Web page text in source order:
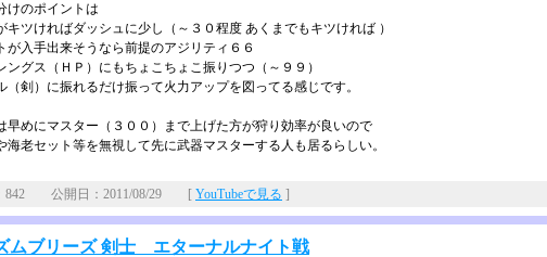
けのポイントは
キツければダッシュに少し（～３０程度 あくまでもキツければ ）
が入手出来そうなら前提のアジリティ６６
ングス（ＨＰ）にもちょこちょこ振りつつ（～９９）
（剣）に振れるだけ振って火力アップを図ってる感じです。
早めにマスター（３００）まで上げた方が狩り効率が良いので
海老セット等を無視して先に武器マスターする人も居るらしい。
842 公開日：2011/08/29 [ YouTubeで見る ]
ムブリーズ 剣士 エターナルナイト戦